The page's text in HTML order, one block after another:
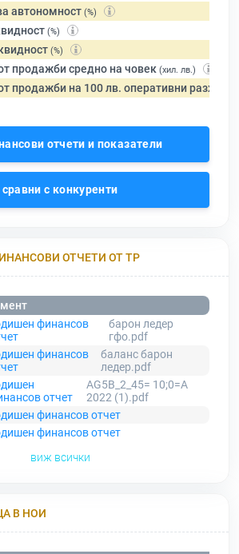
автономност (%)
(%)
(%)
продажби средно на човек (хил. лв.)
продажби на 100 лв. оперативни разходи
отчети и показатели
сравни с конкуренти
ОТЧЕТИ ОТ ТР
финансов
барон ледер
гфо.pdf
финансов
баланс барон
ледер.pdf
отчет
AG5B_2_45= 10;0=A
2022 (1).pdf
финансов отчет
финансов отчет
виж всички
В НОИ